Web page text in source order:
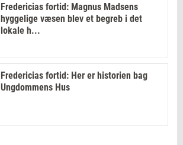
Fredericias fortid: Magnus Madsens
hyggelige væsen blev et begreb i det
lokale h...
Fredericias fortid: Her er historien bag
Ungdommens Hus